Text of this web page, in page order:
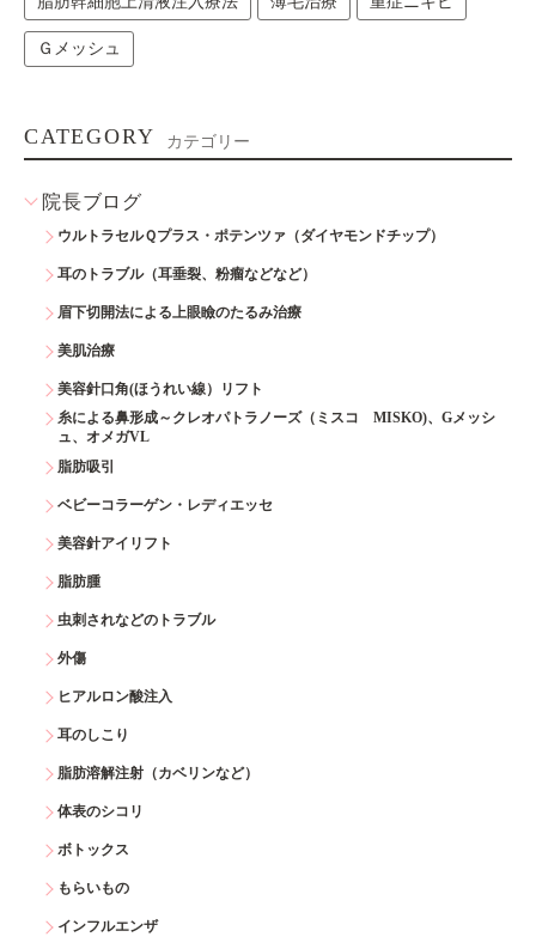
Ｇメッシュ
CATEGORY カテゴリー
院長ブログ
ウルトラセルＱプラス・ポテンツァ（ダイヤモンドチップ）
耳のトラブル（耳垂裂、粉瘤などなど）
眉下切開法による上眼瞼のたるみ治療
美肌治療
美容針口角(ほうれい線）リフト
糸による鼻形成～クレオパトラノーズ（ミスコ MISKO)、Gメッシ
ュ、オメガVL
脂肪吸引
ベビーコラーゲン・レディエッセ
美容針アイリフト
脂肪腫
虫刺されなどのトラブル
外傷
ヒアルロン酸注入
耳のしこり
脂肪溶解注射（カベリンなど）
体表のシコリ
ボトックス
もらいもの
インフルエンザ